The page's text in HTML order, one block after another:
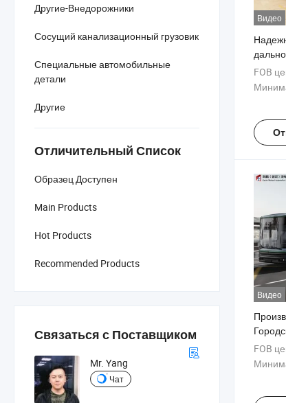
Другие-Внедорожники
Сосущий канализационный грузовик
Специальные автомобильные
детали
Другие
Отличительный Список
Образец Доступен
Main Products
Hot Products
Recommended Products
Связаться с Поставщиком
Mr. Yang
Чат
Видео
FOB
Видео
FOB